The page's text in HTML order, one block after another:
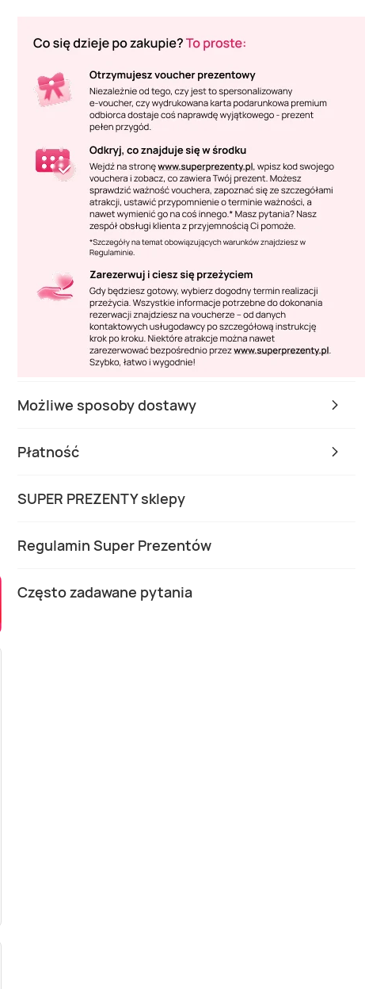
Możliwe sposoby dostawy
Płatność
SUPER PREZENTY sklepy
Regulamin Super Prezentów
Często zadawane pytania